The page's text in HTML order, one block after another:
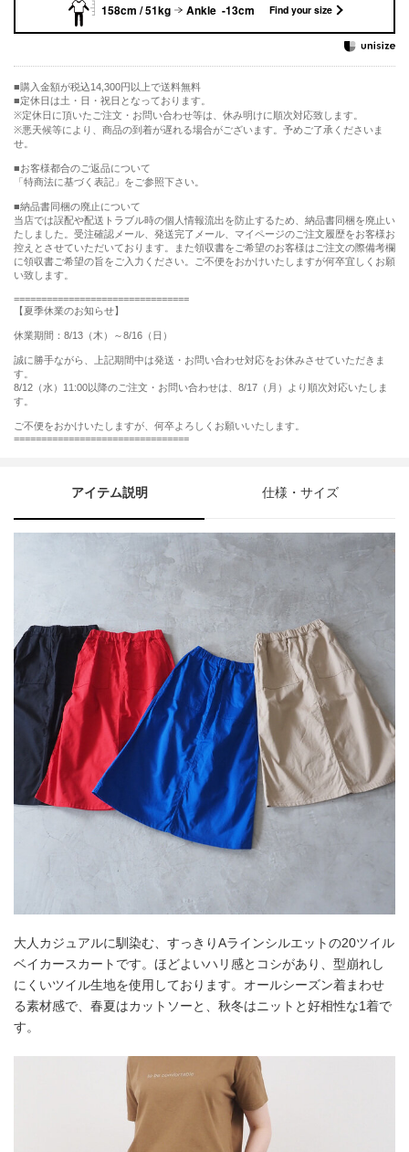
158cm / 51kg Ankle -13cm Find your size
購入金額が税込14,300円以上で送料無料
定休日は土・日・祝日となっております。
※定休日に頂いたご注文・お問い合わせ等は、休み明けに順次対応致します。
※悪天候等により、商品の到着が遅れる場合がございます。予めご了承くださいま
せ。
■お客様都合のご返品について
「特商法に基づく表記」をご参照下さい。
■納品書同梱の廃止について
当店では誤配や配送トラブル時の個人情報流出を防止するため、納品書同梱を廃止い
たしました。受注確認メール、発送完了メール、マイページのご注文履歴をお客様お
控えとさせていただいております。また領収書をご希望のお客様はご注文の際備考欄
に領収書ご希望の旨をご入力ください。ご不便をおかけいたしますが何卒宜しくお願
い致します。
================================
【夏季休業のお知らせ】
休業期間：8/13（木）～8/16（日）
誠に勝手ながら、上記期間中は発送・お問い合わせ対応をお休みさせていただきま
す。
8/12（水）11:00以降のご注文・お問い合わせは、8/17（月）より順次対応いたしま
す。
ご不便をおかけいたしますが、何卒よろしくお願いいたします。
================================
アイテム説明 仕様・サイズ
大人カジュアルに馴染む、すっきりAラインシルエットの20ツイル
ベイカースカートです。ほどよいハリ感とコシがあり、型崩れし
にくいツイル生地を使用しております。オールシーズン着まわせ
る素材感で、春夏はカットソーと、秋冬はニットと好相性な1着で
す。